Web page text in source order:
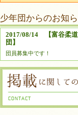
少年団からのお知
2017/08/14 【富谷柔
団】
団員募集中です！